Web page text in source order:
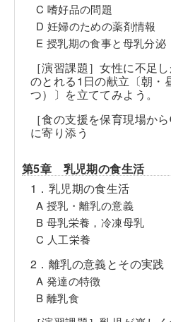
C 嗜好品の問題
D 妊婦のための薬剤情報
E 授乳期の食事と母乳分泌
［演習課題］女性に不足
のとれる1日の献立〔朝・
つ）〕を立ててみよう。
［食の支援を保育現場か
に寄り添う
第5章 乳児期の食生活
1．乳児期の食生活
A 授乳・離乳の意義
B 母乳栄養，冷凍母乳
C 人工栄養
2．離乳の意義とその実践
A 発達の特徴
B 離乳食